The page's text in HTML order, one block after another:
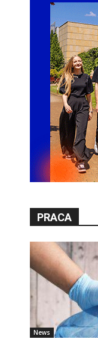
PRACA
News